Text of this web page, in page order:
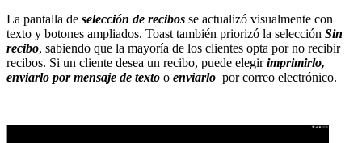
La pantalla de selección de recibos se actualizó visualmente con
texto y botones ampliados. Toast también priorizó la selección Sin
recibo, sabiendo que la mayoría de los clientes opta por no recibir
recibos. Si un cliente desea un recibo, puede elegirimprimirlo,
enviarlo por mensaje de texto o enviarlo por correo electrónico.